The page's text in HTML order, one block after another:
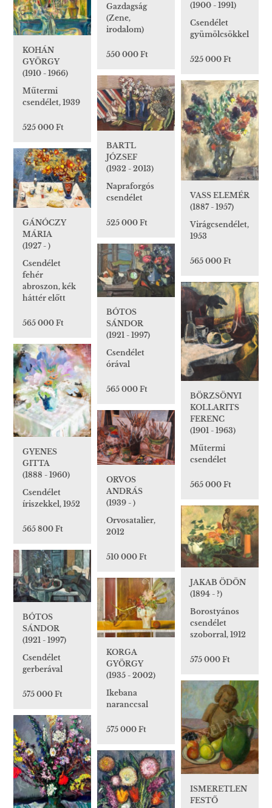
Gazdagság
(Zene,
irodalom)
550 000 Ft
(1900 - 1991)
Csendélet
gyümölcsökkel
525 000 Ft
KOHÁN
GYÖRGY
(1910 - 1966)
Műtermi
csendélet, 1939
525 000 Ft
BARTL
JÓZSEF
(1932 - 2013)
Napraforgós
csendélet
525 000 Ft
VASS ELEMÉR
(1887 - 1957)
Virágcsendélet,
1953
565 000 Ft
GÁNÓCZY
MÁRIA
(1927 - )
Csendélet
fehér
abroszon, kék
háttér előtt
565 000 Ft
BÓTOS
SÁNDOR
(1921 - 1997)
Csendélet
órával
565 000 Ft
BÖRZSÖNYI
KOLLARITS
FERENC
(1901 - 1963)
Műtermi
csendélet
565 000 Ft
GYENES
GITTA
(1888 - 1960)
Csendélet
íriszekkel, 1952
565 800 Ft
ORVOS
ANDRÁS
(1939 - )
Orvosatalier,
2012
510 000 Ft
JAKAB ÖDÖN
(1894 - ?)
Borostyános
csendélet
szoborral, 1912
575 000 Ft
BÓTOS
SÁNDOR
(1921 - 1997)
Csendélet
gerberával
575 000 Ft
KORGA
GYÖRGY
(1935 - 2002)
Ikebana
naranccsal
575 000 Ft
ISMERETLEN
FESTŐ